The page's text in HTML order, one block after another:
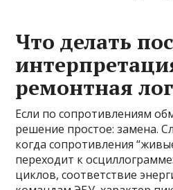
Что делать
ремонтная
Если по сопротивлениям
решение простое: замена.
когда сопротивления
переходит к
циклов, соответствие